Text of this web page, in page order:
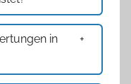
in